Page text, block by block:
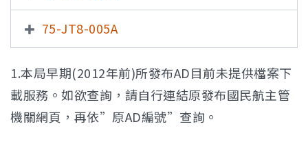
75-JT8-005A
1.本局早期(2012年前)所發布AD目前未提供檔案下
載服務。如欲查詢，請自行連結原發布國民航主管
機關網頁，再依”原AD編號”查詢。